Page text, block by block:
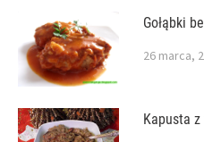
Gołąbki
26 marca,
Kapusta